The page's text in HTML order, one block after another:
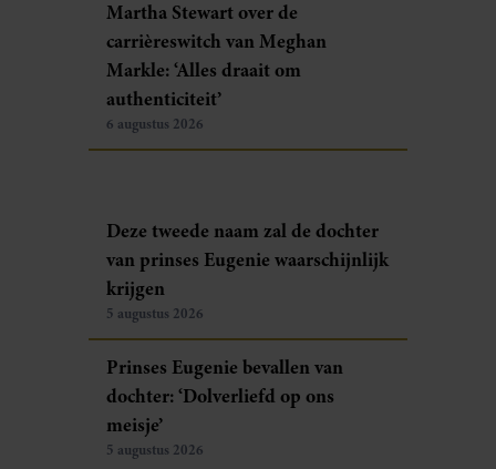
Martha Stewart over de
carrièreswitch van Meghan
Markle: ‘Alles draait om
authenticiteit’
6 augustus 2026
Deze tweede naam zal de dochter
van prinses Eugenie waarschijnlijk
krijgen
5 augustus 2026
Prinses Eugenie bevallen van
dochter: ‘Dolverliefd op ons
meisje’
5 augustus 2026